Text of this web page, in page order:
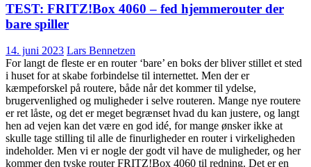
TEST: FRITZ!Box 4060 – fed hjemmerouter der
bare spiller
14. juni 2023 Lars Bennetzen
For langt de fleste er en router ‘bare’ en boks der bliver stillet et sted
i huset for at skabe forbindelse til internettet. Men der er
kæmpeforskel på routere, både når det kommer til ydelse,
brugervenlighed og muligheder i selve routeren. Mange nye routere
er ret låste, og det er meget begrænset hvad du kan justere, og langt
hen ad vejen kan det være en god idé, for mange ønsker ikke at
skulle tage stilling til alle de finurligheder en router i virkeligheden
indeholder. Men vi er nogle der godt vil have de muligheder, og her
kommer den tyske router FRITZ!Box 4060 til redning. Det er en